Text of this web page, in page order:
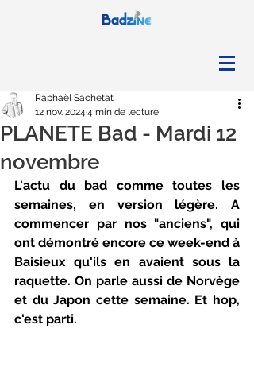
PLANETE Bad - Mardi 12
novembre
Raphaël Sachetat
12 nov. 2024 4 min de lecture
L'actu du bad comme toutes les
semaines, en version légère. A
commencer par nos "anciens", qui
ont démontré encore ce week-end à
Baisieux qu'ils en avaient sous la
raquette. On parle aussi de Norvège
et du Japon cette semaine. Et hop,
c'est parti.